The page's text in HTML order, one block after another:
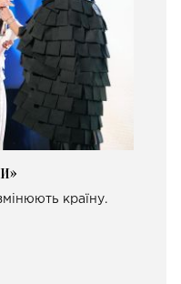
змінюють країну.